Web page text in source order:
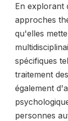
En explorant
approches
qu'elles
spécifiques
traitement
également
personnes